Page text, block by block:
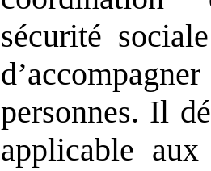
sécurité
personnes. Il
applicable